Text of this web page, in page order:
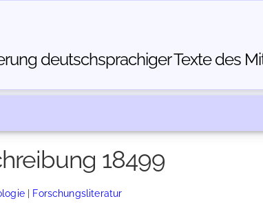
deutschsprachiger Texte des
18499
| Forschungsliteratur